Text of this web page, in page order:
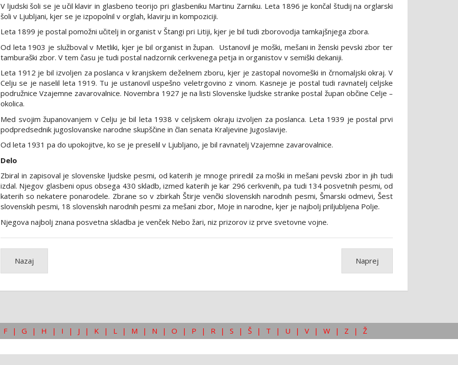
V ljudski šoli se je učil klavir in glasbeno teorijo pri glasbeniku Martinu Zarniku. Leta 1896 je končal študij na orglarski
šoli v Ljubljani, kjer se je izpopolnil v orglah, klavirju in kompoziciji.
Leta 1899 je postal pomožni učitelj in organist v Štangi pri Litiji, kjer je bil tudi zborovodja tamkajšnjega zbora.
Od leta 1903 je služboval v Metliki, kjer je bil organist in župan. Ustanovil je moški, mešani in ženski pevski zbor ter
tamburaški zbor. V tem času je tudi postal nadzornik cerkvenega petja in organistov v semiški dekaniji.
Leta 1912 je bil izvoljen za poslanca v kranjskem deželnem zboru, kjer je zastopal novomeški in črnomaljski okraj. V
Celju se je naselil leta 1919. Tu je ustanovil uspešno veletrgovino z vinom. Kasneje je postal tudi ravnatelj celjske
podružnice Vzajemne zavarovalnice. Novembra 1927 je na listi Slovenske ljudske stranke postal župan občine Celje –
okolica.
Med svojim županovanjem v Celju je bil leta 1938 v celjskem okraju izvoljen za poslanca. Leta 1939 je postal prvi
podpredsednik jugoslovanske narodne skupščine in član senata Kraljevine Jugoslavije.
Od leta 1931 pa do upokojitve, ko se je preselil v Ljubljano, je bil ravnatelj Vzajemne zavarovalnice.
Delo
Zbiral in zapisoval je slovenske ljudske pesmi, od katerih je mnoge priredil za moški in mešani pevski zbor in jih tudi
izdal. Njegov glasbeni opus obsega 430 skladb, izmed katerih je kar 296 cerkvenih, pa tudi 134 posvetnih pesmi, od
katerih so nekatere ponarodele. Zbrane so v zbirkah Štirje venčki slovenskih narodnih pesmi, Šmarski odmevi, Šest
slovenskih pesmi, 18 slovenskih narodnih pesmi za mešani zbor, Moje in narodne, kjer je najbolj priljubljena Polje.
Njegova najbolj znana posvetna skladba je venček Nebo žari, niz prizorov iz prve svetovne vojne.
Nazaj Naprej
F | G | H | I | J | K | L | M | N | O | P | R | S | Š | T | U | V | W | Z | Ž